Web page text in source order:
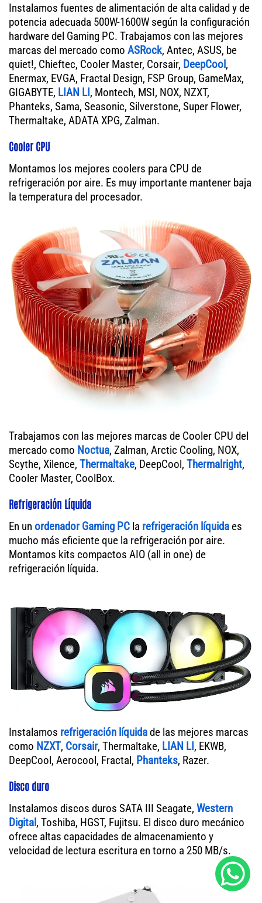
Instalamos fuentes de alimentación de alta calidad y de
potencia adecuada 500W-1600W según la configuración
hardware del Gaming PC. Trabajamos con las mejores
marcas del mercado como ASRock, Antec, ASUS, be
quiet!, Chieftec, Cooler Master, Corsair, DeepCool,
Enermax, EVGA, Fractal Design, FSP Group, GameMax,
GIGABYTE, LIAN LI, Montech, MSI, NOX, NZXT,
Phanteks, Sama, Seasonic, Silverstone, Super Flower,
Thermaltake, ADATA XPG, Zalman.
Cooler CPU
Montamos los mejores coolers para CPU de
refrigeración por aire. Es muy importante mantener baja
la temperatura del procesador.
Trabajamos con las mejores marcas de Cooler CPU del
mercado como Noctua, Zalman, Arctic Cooling, NOX,
Scythe, Xilence, Thermaltake, DeepCool, Thermalright,
Cooler Master, CoolBox.
Refrigeración Líquida
En un ordenador Gaming PC la refrigeración líquida es
mucho más eficiente que la refrigeración por aire.
Montamos kits compactos AIO (all in one) de
refrigeración líquida.
Instalamos refrigeración líquidade las mejores marcas
como NZXT, Corsair, Thermaltake, LIAN LI, EKWB,
DeepCool, Aerocool, Fractal, Phanteks, Razer.
Disco duro
Instalamos discos duros SATA III Seagate, Western
Digital, Toshiba, HGST, Fujitsu. El disco duro mecánico
ofrece altas capacidades de almacenamiento y
velocidad de lectura escritura en torno a 250 MB/s.